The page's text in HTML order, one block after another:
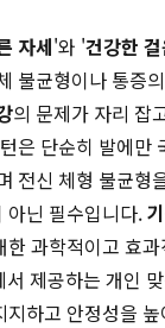
자세'와 '건강한
불균형이나 통증
의 문제가 자리 잡
은 단순히 발에만
전신 체형 불균형
아닌 필수입니다.
한 과학적이고 효
서 제공하는 개인
하고 안정성을